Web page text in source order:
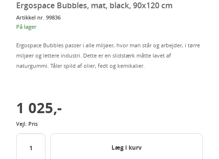
Ergospace Bubbles, mat, black, 90x120 cm
Artikkel nr. 99836
På lager
Ergospace Bubbles passer i alle miljøer, hvor man står og arbejder, i tørre
miljøer og lettere industri. Dette er en slidstærk måtte lavet af
naturgummi. Tåler spild af olier, fedt og kemikalier.
1 025,-
Vejl. Pris
Læg i kurv